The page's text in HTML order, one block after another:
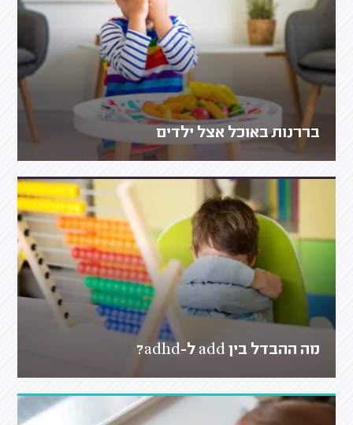
בררנות באוכל אצל ילדים
מה ההבדל בין add ל-adhd?